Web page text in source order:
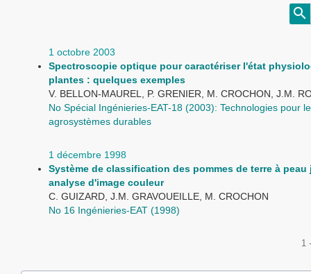
1 octobre 2003
Spectroscopie optique pour caractériser l'état
plantes : quelques exemples
V. BELLON-MAUREL, P. GRENIER, M. CROCHON, J.M.
No Spécial Ingénieries-EAT-18 (2003): Technologies pour
agrosystèmes durables
1 décembre 1998
Système de classification des pommes de terre à peau
analyse d'image couleur
C. GUIZARD, J.M. GRAVOUEILLE, M. CROCHON
No 16 Ingénieries-EAT (1998)
1